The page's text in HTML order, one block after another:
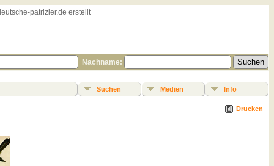
patrizier.de erstellt
Nachname:
Suchen Medien Info
Drucken